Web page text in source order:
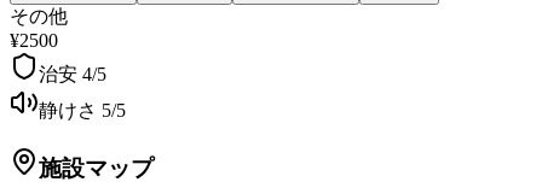
その他
¥2500
治安 4/5
静けさ 5/5
施設マップ